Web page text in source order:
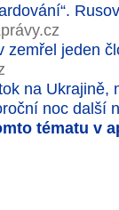
zemřel jeden
na Ukrajině,
noc další
tématu v